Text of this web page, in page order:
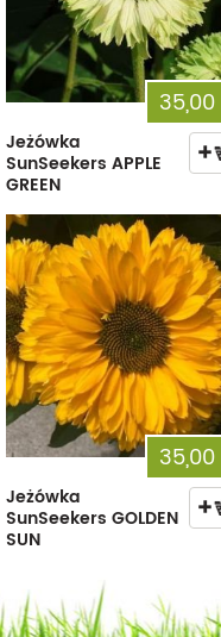
35,00
Jeżówka
SunSeekers APPLE
GREEN
35,00
Jeżówka
SunSeekers GOLDEN
SUN